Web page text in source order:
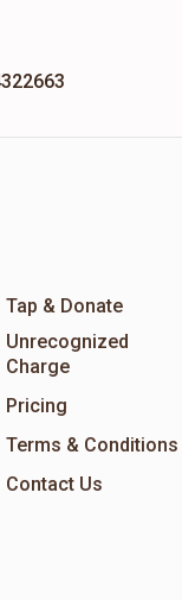
Tap & Donate
Unrecognized
Charge
Pricing
Terms & Conditions
Contact Us